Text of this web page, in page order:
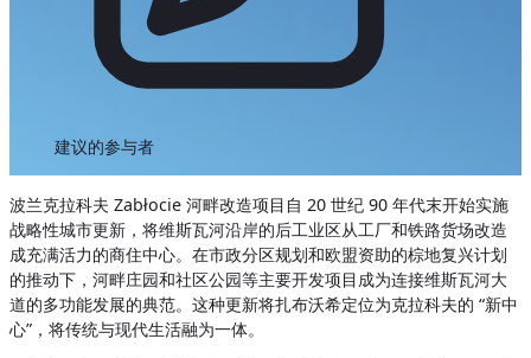
建议的参与者
波兰克拉科夫 Zabłocie 河畔改造项目自 20 世纪 90 年代末开始实施
战略性城市更新，将维斯瓦河沿岸的后工业区从工厂和铁路货场改造
成充满活力的商住中心。在市政分区规划和欧盟资助的棕地复兴计划
的推动下，河畔庄园和社区公园等主要开发项目成为连接维斯瓦河大
道的多功能发展的典范。这种更新将扎布沃希定位为克拉科夫的 “新中
心”，将传统与现代生活融为一体。